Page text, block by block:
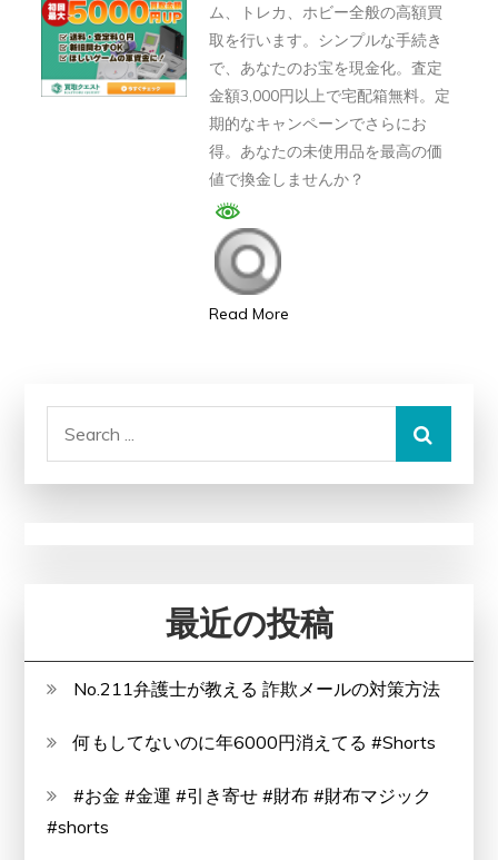
ト
の
評
判、
良
口
ミ、
と
メ
ッ
は
ム、トレカ、ホビー全般の高額買
取を行います。シンプルな手続き
で、あなたのお宝を現金化。査定
金額3,000円以上で宅配箱無料。定
期的なキャンペーンでさらにお
得。あなたの未使用品を最高の価
値で換金しませんか？
Read More
最近の投稿
No.211弁護士が教える 詐欺メールの対策方法
何もしてないのに年6000円消えてる #Shorts
#お金 #金運 #引き寄せ #財布 #財布マジック
#shorts